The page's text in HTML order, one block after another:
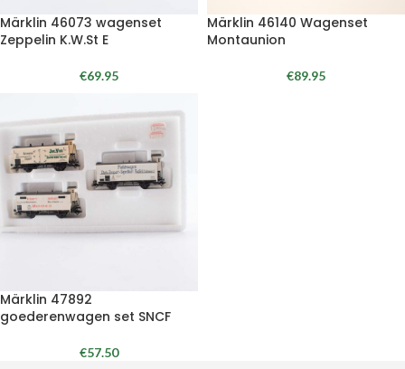
Märklin 46073 wagenset
Zeppelin K.W.St E
€69.95
Märklin 46140 Wagenset
Montaunion
€89.95
Märklin 47892
goederenwagen set SNCF
€57.50